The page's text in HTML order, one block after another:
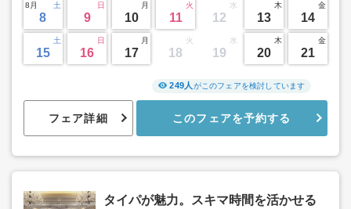
8月 土
8
日
9
月
10
火
11
水
12
木
13
金
14
土
15
日
16
月
17
火
18
水
19
木
20
金
21
フェア詳細
249人 がこのフェアを検討しています
このフェアを予約する
タイパが魅力。スキマ時間を活かせる